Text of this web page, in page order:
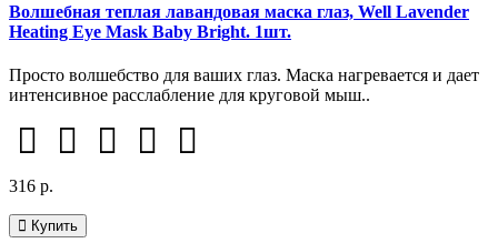
Волшебная теплая лавандовая маска глаз, Well Lavender
Heating Eye Mask Baby Bright. 1шт.
Просто волшебство для ваших глаз. Маска нагревается и дает
интенсивное расслабление для круговой мыш..
316 р.
Купить